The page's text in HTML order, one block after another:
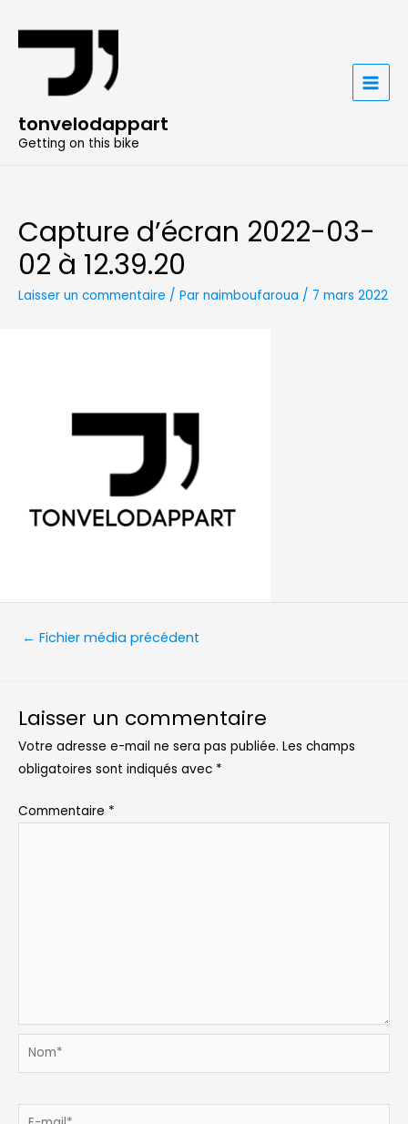
tonvelodappart
Getting on this bike
MAIN
Capture d’écran 2022-03-
02 à 12.39.20
Laisser un commentaire / Par naimboufaroua / 7 mars 2022
Navigation
← Fichier média précédent
Laisser un commentaire
Votre adresse e-mail ne sera pas publiée. Les champs
obligatoires sont indiqués avec *
Commentaire *
Nom*
E-